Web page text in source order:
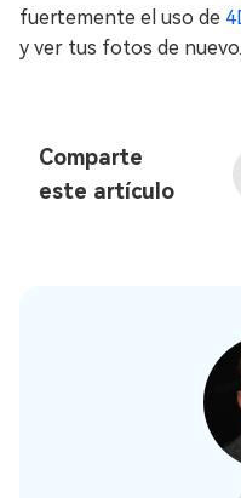
fuertemente el uso de
y ver tus fotos de nuevo.
Comparte
este artículo